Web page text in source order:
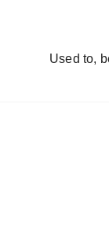
Used to,